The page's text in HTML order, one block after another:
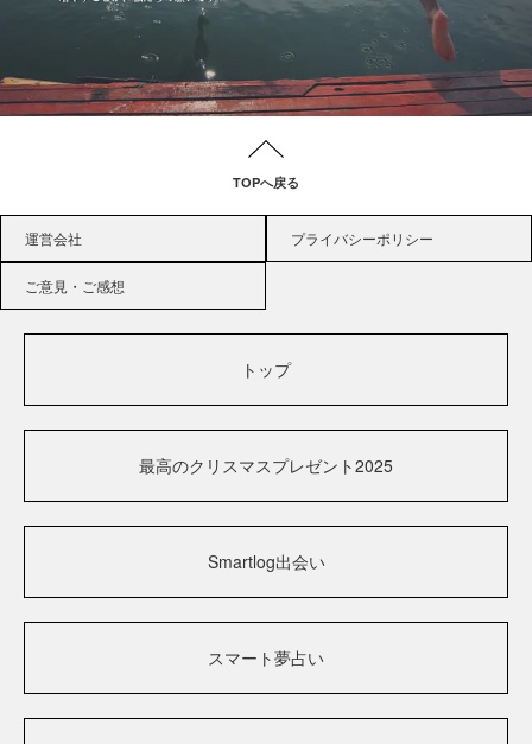
TOPへ戻る
運営会社 プライバシーポリシー
ご意見・ご感想
トップ
最高のクリスマスプレゼント2025
Smartlog出会い
スマート夢占い